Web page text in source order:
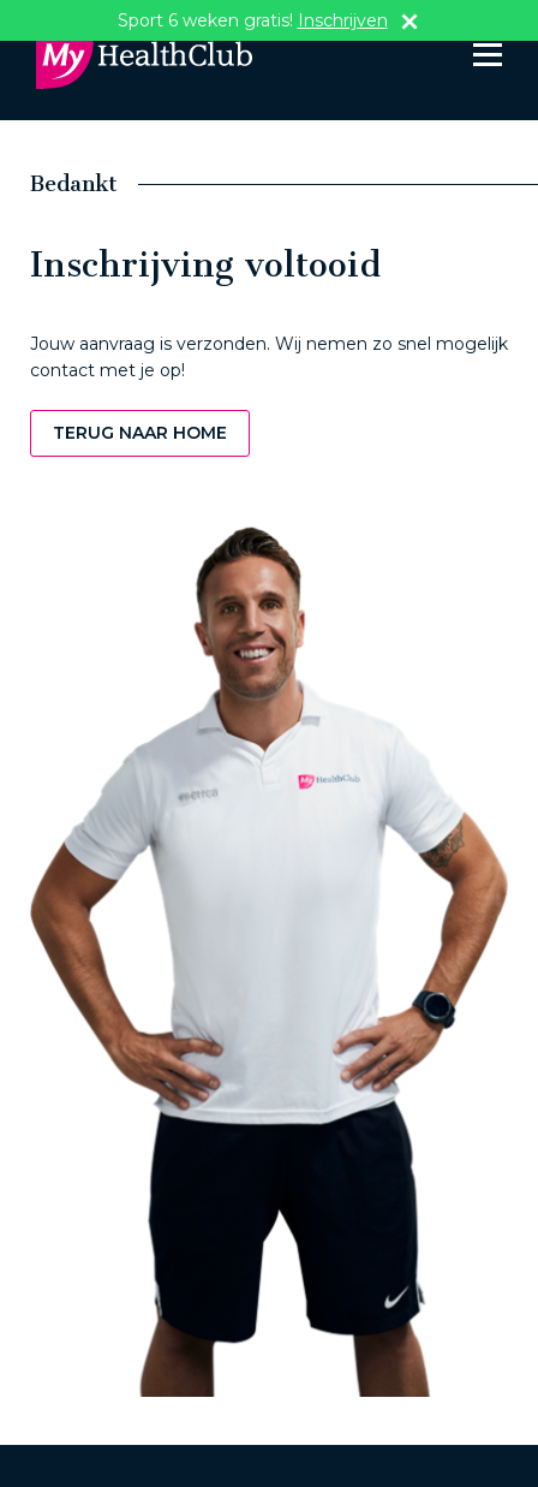
Sport 6 weken gratis! Inschrijven
Bedankt
Inschrijving voltooid
Jouw aanvraag is verzonden. Wij nemen zo snel mogelijk
contact met je op!
TERUG NAAR HOME